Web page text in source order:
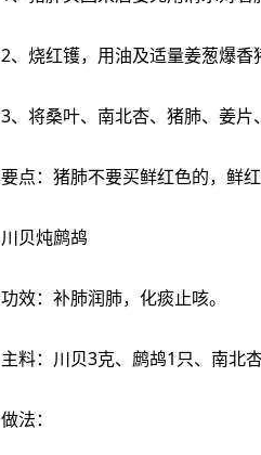
功效：补肺润肺，化痰‮咳止‬。
主料：川贝3克、鹧鸪1只、南北
做法：